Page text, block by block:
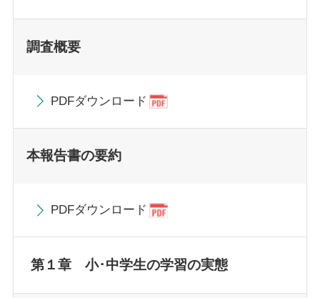
調査概要
PDFダウンロード
本報告書の要約
PDFダウンロード
第１章 小･中学生の学習の実態